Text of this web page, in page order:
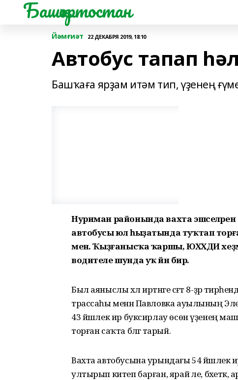
Башҡортостан
Йәмғиәт 22 ДЕКАБРЯ 2019, 18:10
Автобус тапап
Башҡаға ярҙам итәм тип, үҙенең
Нуриман районында вахта
автобусы юл һыҙатында туҡтап
менә. Ҡыҙғанысҡа ҡаршы, ЮХХДИ
водителе шунда уҡ йән бирә.
Был аяныслы хәл иртәнге сәғәт 8-ҙәр
трассаһы менән Павловка ауылының
43 йәшлек ир буксирлау өсөн үҙенең
торған саҡта бәләгә тарый.
Вахта автобусына урындағы 54 йәшлек
ултырып китеп барған, ярай әле,